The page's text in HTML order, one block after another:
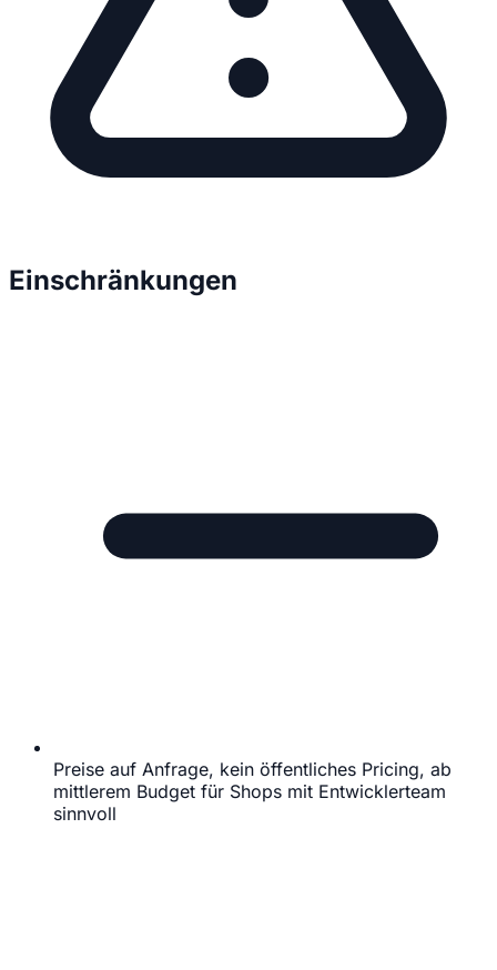
Einschränkungen
Preise auf Anfrage, kein öffentliches Pricing, ab
mittlerem Budget für Shops mit Entwicklerteam
sinnvoll